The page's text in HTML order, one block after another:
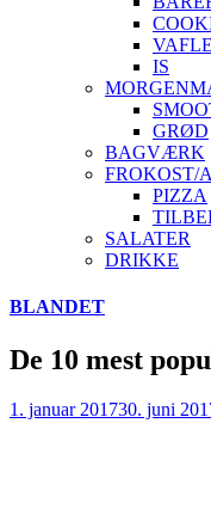
IS
GRØD
BAGVÆRK
FROKOST/
PIZZA
SALATER
DRIKKE
Skip
content
BLANDET
De 10 mest
1. januar 201730. juni